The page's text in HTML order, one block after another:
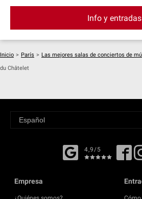
Info y entradas
Inicio > París > Las mejores salas de conciertos de
du Châtelet
4,9/5
Empresa